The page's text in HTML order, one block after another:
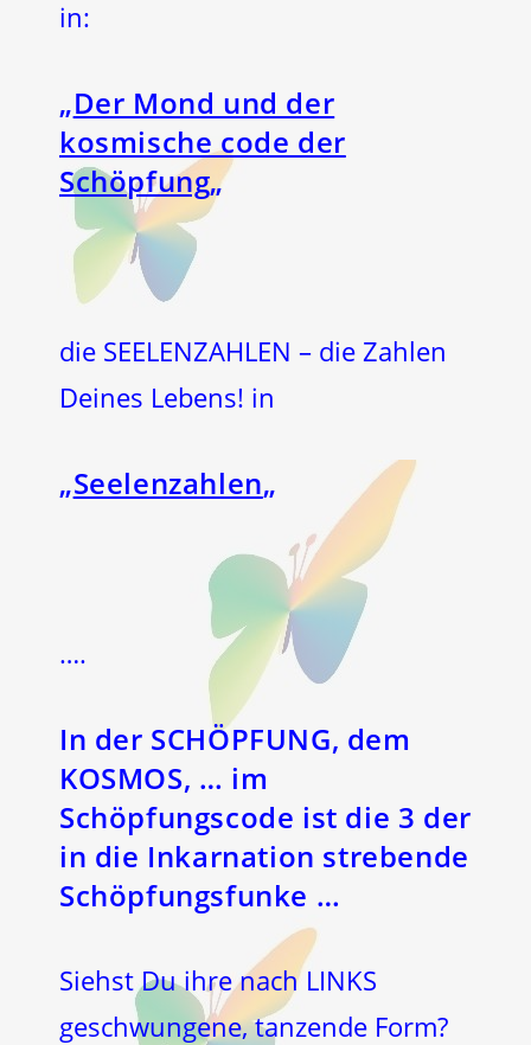
in:
„Der Mond und der
kosmische code der
Schöpfung„
die SEELENZAHLEN – die Zahlen
Deines Lebens! in
„Seelenzahlen„
….
In der SCHÖPFUNG, dem
KOSMOS, … im
Schöpfungscode ist die 3 der
in die Inkarnation strebende
Schöpfungsfunke …
Siehst Du ihre nach LINKS
geschwungene, tanzende Form?